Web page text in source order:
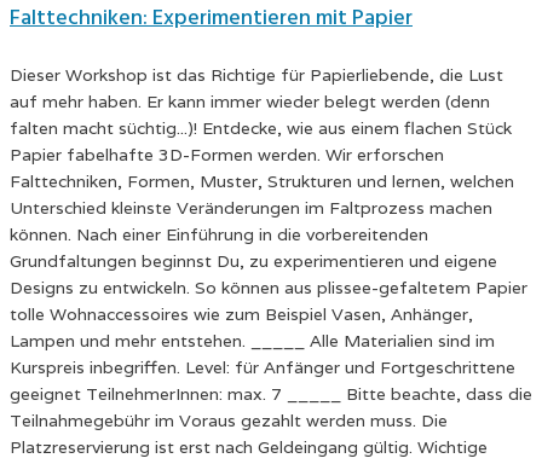
Falttechniken: Experimentieren mit Papier
Dieser Workshop ist das Richtige für Papierliebende, die Lust
auf mehr haben. Er kann immer wieder belegt werden (denn
falten macht süchtig...)! Entdecke, wie aus einem flachen Stück
Papier fabelhafte 3D-Formen werden. Wir erforschen
Falttechniken, Formen, Muster, Strukturen und lernen, welchen
Unterschied kleinste Veränderungen im Faltprozess machen
können. Nach einer Einführung in die vorbereitenden
Grundfaltungen beginnst Du, zu experimentieren und eigene
Designs zu entwickeln. So können aus plissee-gefaltetem Papier
tolle Wohnaccessoires wie zum Beispiel Vasen, Anhänger,
Lampen und mehr entstehen. _____ Alle Materialien sind im
Kurspreis inbegriffen. Level: für Anfänger und Fortgeschrittene
geeignet TeilnehmerInnen: max. 7 _____ Bitte beachte, dass die
Teilnahmegebühr im Voraus gezahlt werden muss. Die
Platzreservierung ist erst nach Geldeingang gültig. Wichtige